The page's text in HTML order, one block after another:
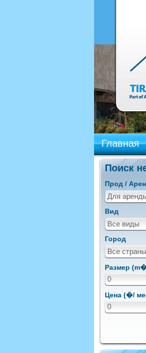
Главная
Поиск
Прод /
Для
Вид
Все виды
Город
Все страны
Размер
0
Цена (�/
0